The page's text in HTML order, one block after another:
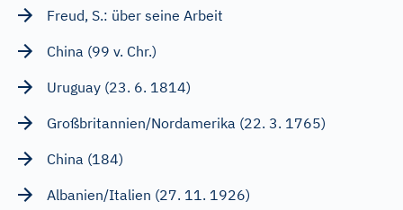
Freud, S.: über seine Arbeit
China (99 v. Chr.)
Uruguay (23. 6. 1814)
Großbritannien/Nordamerika (22. 3. 1765)
China (184)
Albanien/Italien (27. 11. 1926)